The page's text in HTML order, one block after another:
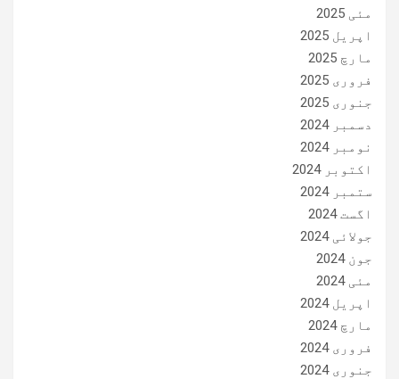
مئی 2025
اپریل 2025
مارچ 2025
فروری 2025
جنوری 2025
دسمبر 2024
نومبر 2024
اکتوبر 2024
ستمبر 2024
اگست 2024
جولائی 2024
جون 2024
مئی 2024
اپریل 2024
مارچ 2024
فروری 2024
جنوری 2024